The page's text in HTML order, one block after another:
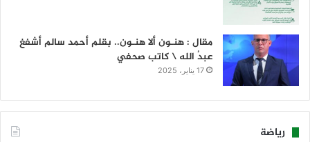
مقال : هنـون ألا هنـون.. بقلم أحمد سالم أشفغ
عبدُ الله \ كاتب صحفي
17 يناير، 2025
رياضة